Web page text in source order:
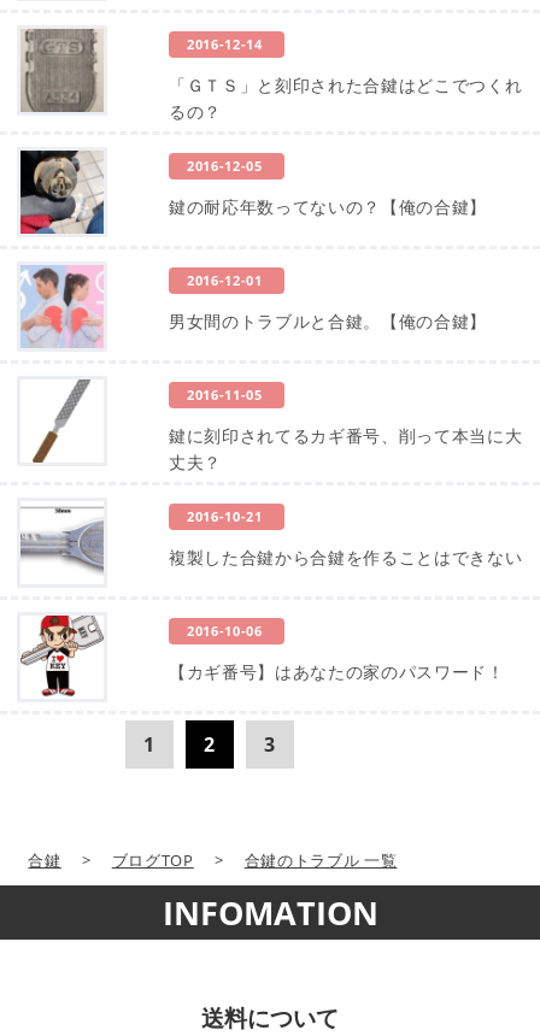
2016-12-14
「ＧＴＳ」と刻印された合鍵はどこでつくれ
るの？
2016-12-05
鍵の耐応年数ってないの？【俺の合鍵】
2016-12-01
男女間のトラブルと合鍵。【俺の合鍵】
2016-11-05
鍵に刻印されてるカギ番号、削って本当に大
丈夫？
2016-10-21
複製した合鍵から合鍵を作ることはできない
2016-10-06
【カギ番号】はあなたの家のパスワード！
1 2 3
合鍵 > ブログTOP > 合鍵のトラブル 一覧
INFOMATION
送料について